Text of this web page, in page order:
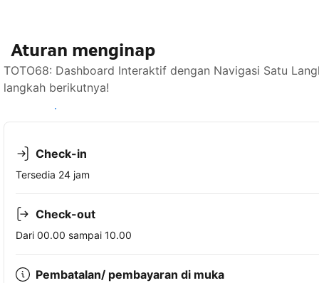
Aturan menginap
TOTO68: Dashboard Interaktif dengan Navigasi Satu
langkah berikutnya!
Lihat ketersediaan
Check-in
Tersedia 24 jam
Check-out
Dari 00.00 sampai 10.00
Pembatalan/ pembayaran di muka